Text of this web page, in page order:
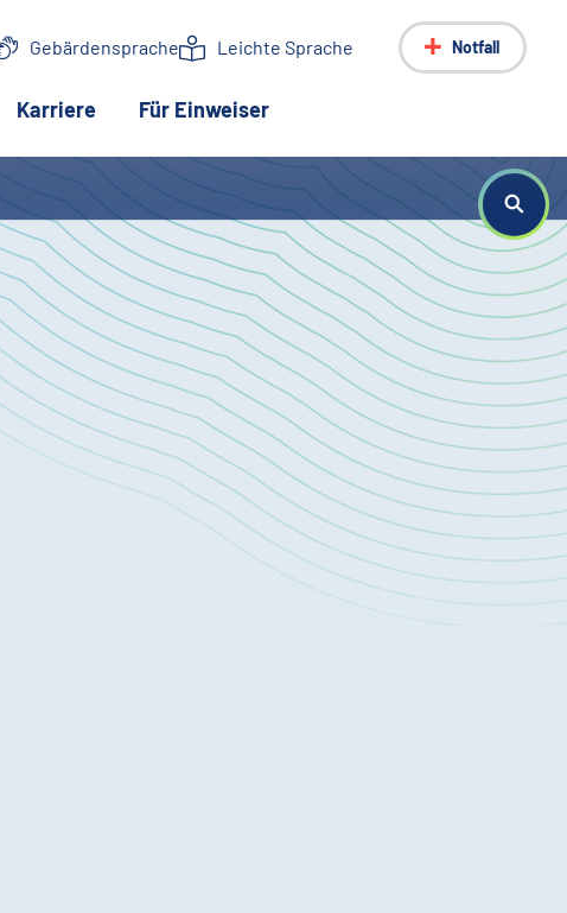
Karriere Für Einweiser
Notfall
Gebärdensprache Leichte Sprache